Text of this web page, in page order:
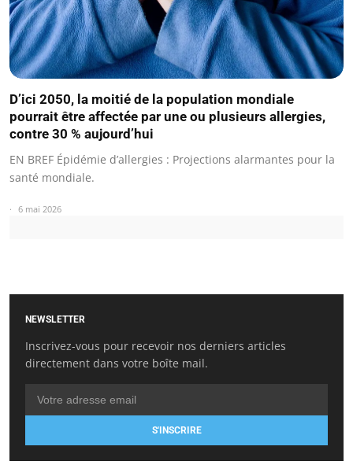
D’ici 2050, la moitié de la population mondiale
pourrait être affectée par une ou plusieurs allergies,
contre 30 % aujourd’hui
EN BREF Épidémie d’allergies : Projections alarmantes pour la
santé mondiale.
6 mai 2026
NEWSLETTER
Inscrivez-vous pour recevoir nos derniers articles
directement dans votre boîte mail.
S'INSCRIRE